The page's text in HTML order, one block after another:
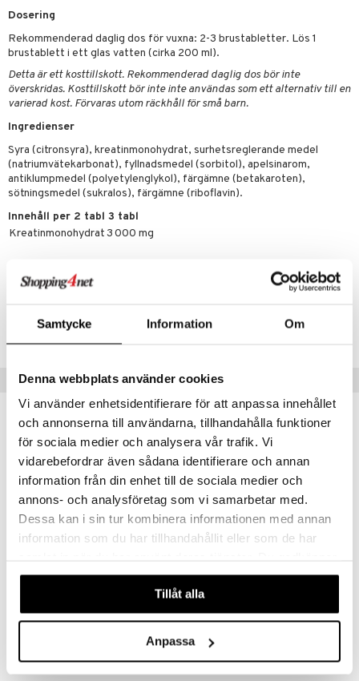
Samtycke Information Om
Denna webbplats använder cookies
Vi använder enhetsidentifierare för att anpassa innehållet
och annonserna till användarna, tillhandahålla funktioner
för sociala medier och analysera vår trafik. Vi
vidarebefordrar även sådana identifierare och annan
information från din enhet till de sociala medier och
annons- och analysföretag som vi samarbetar med.
Dessa kan i sin tur kombinera informationen med annan
information som du har tillhandahållit eller som de har
våra cookies vid fortsatt användande av vår webbplats.
Tillåt alla
Anpassa
Dosering
Rekommenderad daglig dos för vuxna: 2-3 brustabletter. Lös 1
brustablett i ett glas vatten (cirka 200 ml).
Detta är ett kosttillskott. Rekommenderad daglig dos bör inte
överskridas. Kosttillskott bör inte inte användas som ett alternativ till en
varierad kost. Förvaras utom räckhåll för små barn.
Ingredienser
Syra (citronsyra), kreatinmonohydrat, surhetsreglerande medel
(natriumvätekarbonat), fyllnadsmedel (sorbitol), apelsinarom,
antiklumpmedel (polyetylenglykol), färgämne (betakaroten),
sötningsmedel (sukralos), färgämne (riboflavin).
Innehåll per 2 tabl 3 tabl
Kreatinmonohydrat3 000 mg
FBCB1-Y9-18
Lägsta pris senaste 30 dagarna: 39 kr
Populära produkter
148
kampanj -20%
BIOSALMA
nyhet